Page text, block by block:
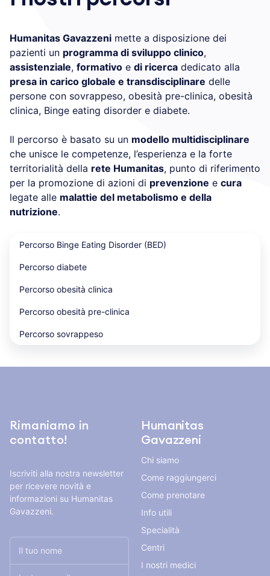
Humanitas Gavazzeni mette a disposizione dei
pazienti un programma di sviluppo clinico,
assistenziale, formativo e di ricerca dedicato alla
presa in carico globale e transdisciplinare delle
persone con sovrappeso, obesità pre-clinica, obesità
clinica, Binge eating disorder e diabete.
Il percorso è basato su un modello multidisciplinare
che unisce le competenze, l’esperienza e la forte
territorialità della rete Humanitas, punto di riferimento
per la promozione di azioni di prevenzione e cura
legate alle malattie del metabolismo e della
nutrizione.
Percorso Binge Eating Disorder (BED)
Percorso diabete
Percorso obesità clinica
Percorso obesità pre-clinica
Percorso sovrappeso
Rimaniamo in
contatto!
Iscriviti alla nostra newsletter
per ricevere novità e
informazioni su Humanitas
Gavazzeni.
Humanitas
Gavazzeni
Chi siamo
Come raggiungerci
Come prenotare
Info utili
Specialità
Centri
I nostri medici